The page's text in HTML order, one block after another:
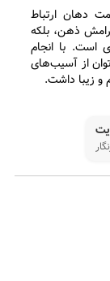
دهان ارتباط
ذهن، بلکه
است. با انجام
از آسیب‌های
و زیبا داشت.